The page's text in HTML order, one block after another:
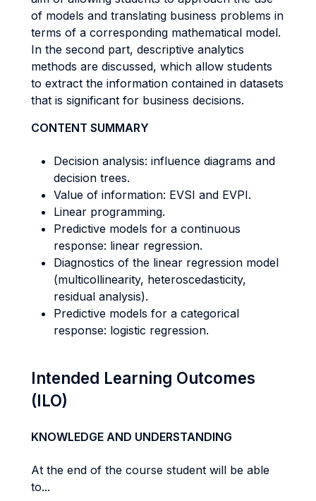
of models and translating business problems in
terms of a corresponding mathematical model.
In the second part, descriptive analytics
methods are discussed, which allow students
to extract the information contained in datasets
that is significant for business decisions.
CONTENT SUMMARY
Decision analysis: influence diagrams and
decision trees.
Value of information: EVSI and EVPI.
Linear programming.
Predictive models for a continuous
response: linear regression.
Diagnostics of the linear regression model
(multicollinearity, heteroscedasticity,
residual analysis).
Predictive models for a categorical
response: logistic regression.
Intended Learning Outcomes
(ILO)
KNOWLEDGE AND UNDERSTANDING
At the end of the course student will be able
to...